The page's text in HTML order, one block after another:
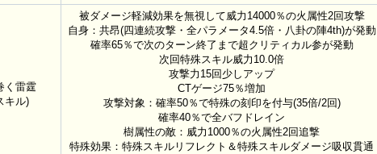
く雷霆
キル)
被ダメージ軽減効果を無視して威力14000％の火属性2回攻撃
自身：共昂(四連続攻撃・全パラメータ4.5倍・八卦の陣4th)が発動
確率65％で次のターン終了まで超クリティカル参が発動
次回特殊スキル威力10.0倍
攻撃力15回少しアップ
CTゲージ75％増加
攻撃対象：確率50％で特殊の刻印を付与(35倍/2回)
確率40％で全バフドレイン
樹属性の敵：威力1000％の火属性2回追撃
特殊効果：特殊スキルリフレクト＆特殊スキルダメージ吸収貫通